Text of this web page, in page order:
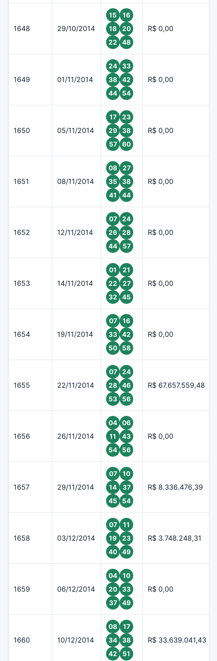
1648 29/10/2014
15
16
18
20
22
48
R$ 0,00
1649 01/11/2014
24
33
38
42
44
54
R$ 0,00
1650 05/11/2014
17
23
29
38
57
60
R$ 0,00
1651 08/11/2014
08
27
35
38
41
44
R$ 0,00
1652 12/11/2014
07
24
26
28
44
57
R$ 0,00
1653 14/11/2014
01
21
22
27
32
45
R$ 0,00
1654 19/11/2014
07
16
33
42
50
58
R$ 0,00
1655 22/11/2014
07
24
28
46
53
56
R$ 67.657.559,48
1656 26/11/2014
04
06
11
43
54
56
R$ 0,00
1657 29/11/2014
07
10
14
37
45
54
R$ 8.336.476,39
1658 03/12/2014
07
11
19
23
40
49
R$ 3.748.248,31
1659 06/12/2014
04
10
20
33
37
49
R$ 0,00
1660 10/12/2014
08
17
34
38
42
51
R$ 33.639.041,43